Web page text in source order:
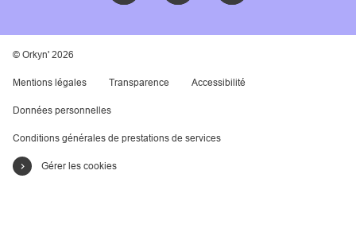
© Orkyn' 2026
Mentions légales Transparence Accessibilité
Données personnelles
Conditions générales de prestations de services
Gérer les cookies